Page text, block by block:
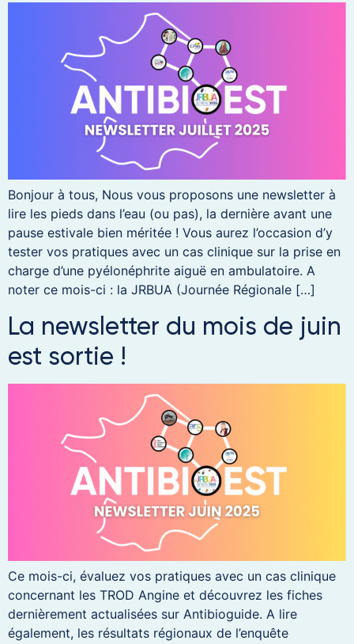
Bonjour à tous, Nous vous proposons une newsletter à
lire les pieds dans l’eau (ou pas), la dernière avant une
pause estivale bien méritée ! Vous aurez l’occasion d’y
tester vos pratiques avec un cas clinique sur la prise en
charge d’une pyélonéphrite aiguë en ambulatoire. A
noter ce mois-ci : la JRBUA (Journée Régionale […]
La newsletter du mois de juin
est sortie !
Ce mois-ci, évaluez vos pratiques avec un cas clinique
concernant les TROD Angine et découvrez les fiches
dernièrement actualisées sur Antibioguide. A lire
également, les résultats régionaux de l’enquête